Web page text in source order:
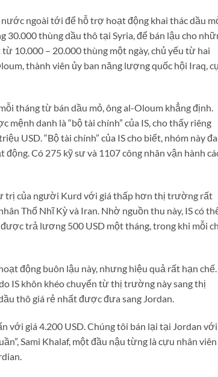
ngoài tới để hỗ trợ hoạt động khai thác dầu
30.000 thùng dầu thô tại Syria, để bán lậu cho
10.000 – 20.000 thùng một ngày, chủ yếu từ hai
thành viên ủy ban năng lượng quốc hội Iraq,
tháng từ bán dầu mỏ, ông al-Oloum khẳng định.
mệnh danh là “bộ tài chính” của IS, cho thấy riêng
USD. “Bộ tài chính” của IS cho biết, nhóm này
Có 275 kỹ sư và 1107 công nhân vận hành
trị của người Kurd với giá thấp hơn thị trường rất
Thổ Nhĩ Kỳ và Iran. Nhờ nguồn thu này, IS có
trả lương 500 USD một tháng, trong khi mỗi
động buôn lậu này, nhưng hiệu quả rất hạn chế.
IS khôn khéo chuyển từ thị trường này sang thị
thô giá rẻ nhất được đưa sang Jordan.
với giá 4.200 USD. Chúng tôi bán lại tại Jordan với
Sami Khalaf, một đầu nậu từng là cựu nhân viên